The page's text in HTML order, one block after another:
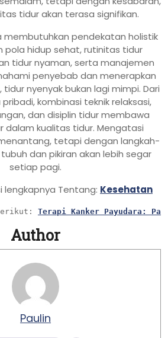
tidur akan terasa signifikan.
membutuhkan pendekatan holistik
pola hidup sehat, rutinitas tidur
tidur nyaman, serta manajemen
penyebab dan menerapkan
nyenyak bukan lagi mimpi. Dari
kombinasi teknik relaksasi,
dan disiplin tidur membawa
dalam kualitas tidur. Mengatasi
tetapi dengan langkah-
dan pikiran akan lebih segar
setiap pagi.
lengkapnya Tentang: Kesehatan
Terapi Kanker Payudara:
Author
Paulin